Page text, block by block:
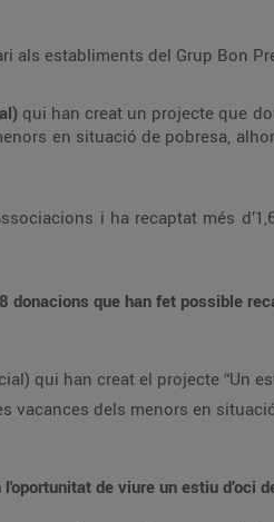
als establiments del Grup Bon
qui han creat un projecte que
en situació de pobresa,
i ha recaptat més
que han fet possible
qui han creat el projecte “Un
dels menors en
de viure un estiu d’oci